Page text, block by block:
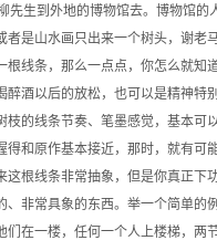
生到外地的博物馆去。博物馆的
是山水画只出来一个树头，谢
线条，那么一点点，你怎么就知
醉酒以后的放松，也可以是精神
的线条节奏、笔墨感觉，基本可
和原作基本接近，那时，就有可
根线条非常抽象，但是你真正下
非常具象的东西。举一个简单的
在一楼，任何一个人上楼梯，两